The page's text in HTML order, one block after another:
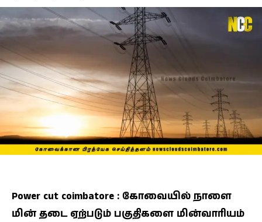
Power cut coimbatore : கோவையில் நாளை
மின் தடை ஏற்படும் பகுதிகளை மின்வாரியம்